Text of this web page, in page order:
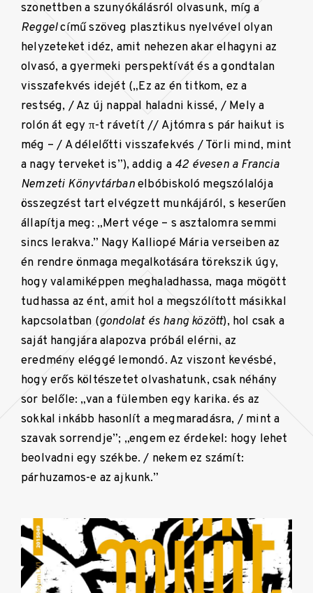
szonettben a szunyókálásról olvasunk, míg a
Reggelcímű szöveg plasztikus nyelvével olyan
helyzeteket idéz, amit nehezen akar elhagyni az
olvasó, a gyermeki perspektívát és a gondtalan
visszafekvés idejét („Ez az én titkom, ez a
restség, / Az új nappal haladni kissé, / Mely a
rolón át egy π-t rávetít // Ajtómra s pár haikut is
még – / A délelőtti visszafekvés / Törli mind, mint
a nagy terveket is”), addig a 42 évesen a Francia
Nemzeti Könyvtárbanelbóbiskoló megszólalója
összegzést tart elvégzett munkájáról, s keserűen
állapítja meg: „Mert vége – s asztalomra semmi
sincs lerakva.” Nagy Kalliopé Mária verseiben az
én rendre önmaga megalkotására törekszik úgy,
hogy valamiképpen meghaladhassa, maga mögött
tudhassa az ént, amit hol a megszólított másikkal
kapcsolatban (gondolat és hang között), hol csak a
saját hangjára alapozva próbál elérni, az
eredmény eléggé lemondó. Az viszont kevésbé,
hogy erős költészetet olvashatunk, csak néhány
sor belőle: „van a fülemben egy karika. és az
sokkal inkább hasonlít a megmaradásra, / mint a
szavak sorrendje”; „engem ez érdekel: hogy lehet
beolvadni egy székbe. / nekem ez számít:
párhuzamos-e az ajkunk.”